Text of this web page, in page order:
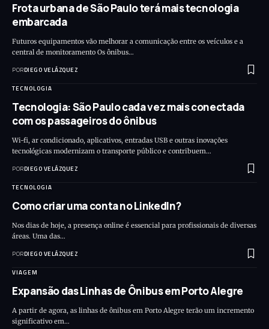
Frota urbana de São Paulo terá mais tecnologia
embarcada
Futuros equipamentos vão melhorar a comunicação entre os veículos e a
central de monitoramento Os ônibus…
PORDIEGO VELÁZQUEZ
TECNOLOGIA
Tecnologia: São Paulo cada vez mais conectada
com os passageiros do ônibus
Wi-fi, ar condicionado, aplicativos, entradas USB e outras inovações
tecnológicas modernizam o transporte público e contribuem…
PORDIEGO VELÁZQUEZ
TECNOLOGIA
Como criar uma conta no LinkedIn?
Nos dias de hoje, a presença online é essencial para profissionais de diversas
áreas. Uma das…
PORDIEGO VELÁZQUEZ
VIAGEM
Expansão das Linhas de Ônibus em Porto Alegre
A partir de agora, as linhas de ônibus em Porto Alegre terão um incremento
significativo em…